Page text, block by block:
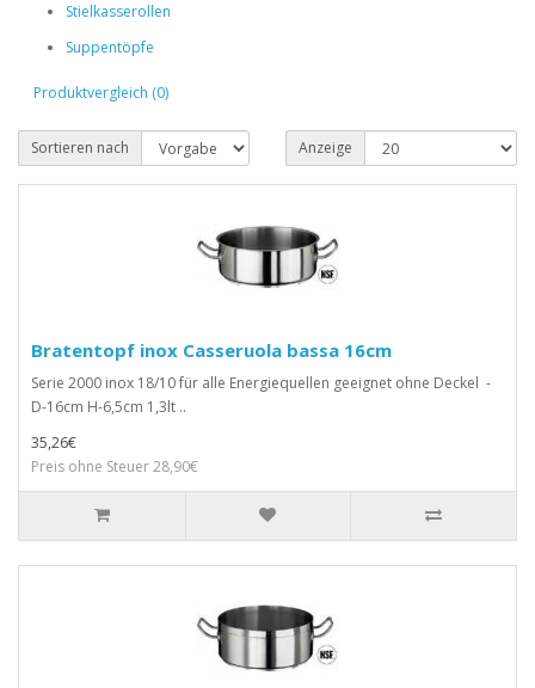
Stielkasserollen
Suppentöpfe
Produktvergleich (0)
Sortieren nach Anzeige
Bratentopf inox Casseruola bassa 16cm
Serie 2000 inox 18/10 für alle Energiequellen geeignet ohne Deckel -
D-16cm H-6,5cm 1,3lt ..
35,26€
Preis ohne Steuer 28,90€